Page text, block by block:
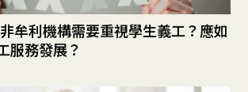
非牟利機構需要重視學生義工？應如
服務發展？